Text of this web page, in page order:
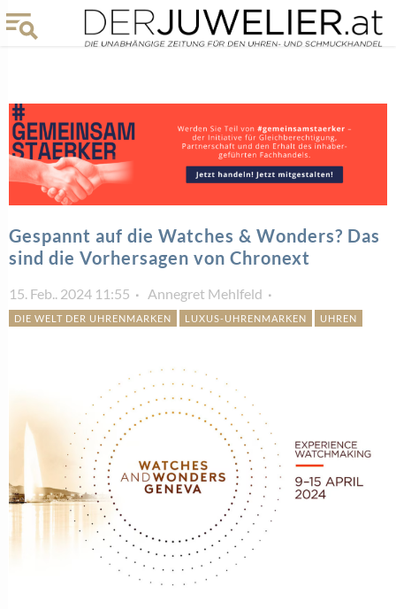
Gespannt auf die Watches & Wonders? Das
sind die Vorhersagen von Chronext
15. Feb.. 2024 11:55 Annegret Mehlfeld
DIE WELT DER UHRENMARKEN LUXUS-UHRENMARKEN UHREN